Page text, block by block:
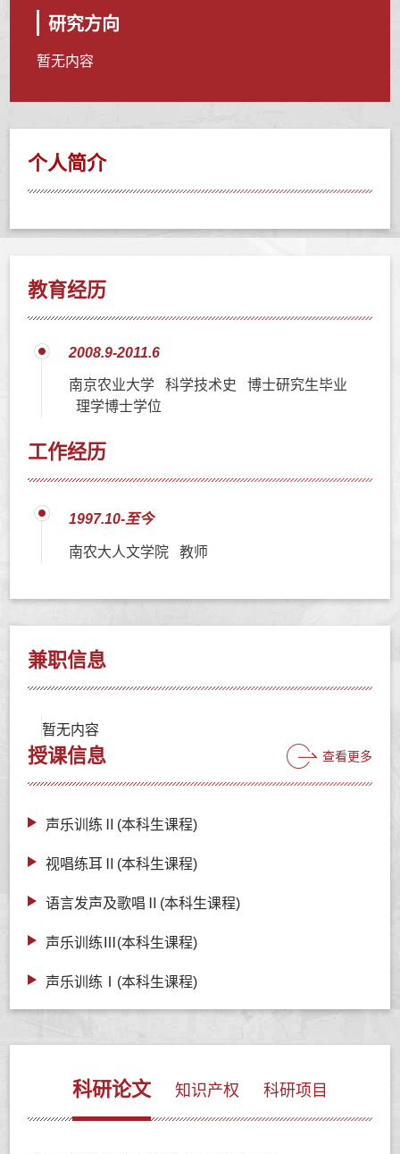
研究方向
暂无内容
个人简介
教育经历
2008.9-2011.6
南京农业大学 科学技术史 博士研究生毕业
理学博士学位
工作经历
1997.10-至今
南农大人文学院 教师
兼职信息
暂无内容
授课信息 查看更多
声乐训练Ⅱ(本科生课程)
视唱练耳Ⅱ(本科生课程)
语言发声及歌唱Ⅱ(本科生课程)
声乐训练Ⅲ(本科生课程)
声乐训练Ⅰ(本科生课程)
科研论文 知识产权 科研项目